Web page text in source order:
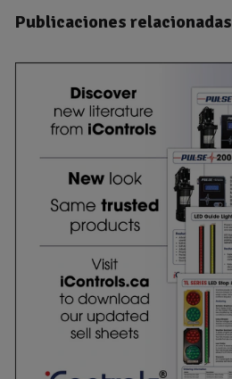
Publicaciones relacionadas